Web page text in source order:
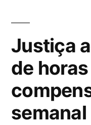
Justiça
de
semanal